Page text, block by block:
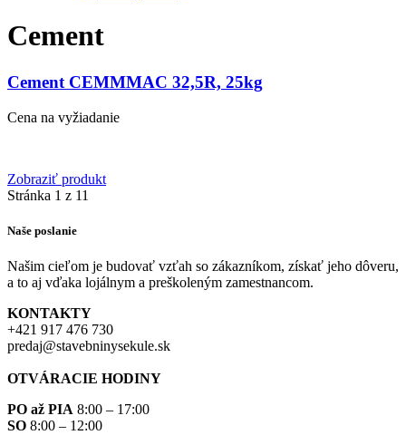
Cement
Cement CEMMMAC 32,5R, 25kg
Cena na vyžiadanie
Zobraziť produkt
Stránka 1 z 11
Naše poslanie
Našim cieľom je budovať vzťah so zákazníkom, získať jeho dôveru,
a to aj vďaka lojálnym a preškoleným zamestnancom.
KONTAKTY
+421 917 476 730
predaj@stavebninysekule.sk
OTVÁRACIE HODINY
PO až PIA 8:00 – 17:00
SO 8:00 – 12:00